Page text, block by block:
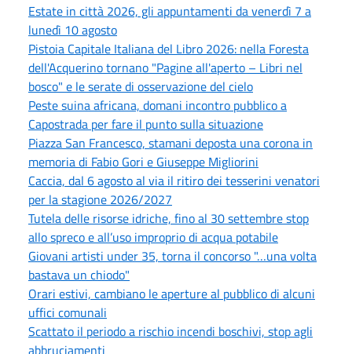
Estate in città 2026, gli appuntamenti da venerdì 7 a
lunedì 10 agosto
Pistoia Capitale Italiana del Libro 2026: nella Foresta
dell'Acquerino tornano "Pagine all'aperto – Libri nel
bosco" e le serate di osservazione del cielo
Peste suina africana, domani incontro pubblico a
Capostrada per fare il punto sulla situazione
Piazza San Francesco, stamani deposta una corona in
memoria di Fabio Gori e Giuseppe Migliorini
Caccia, dal 6 agosto al via il ritiro dei tesserini venatori
per la stagione 2026/2027
Tutela delle risorse idriche, fino al 30 settembre stop
allo spreco e all’uso improprio di acqua potabile
Giovani artisti under 35, torna il concorso "…una volta
bastava un chiodo"
Orari estivi, cambiano le aperture al pubblico di alcuni
uffici comunali
Scattato il periodo a rischio incendi boschivi, stop agli
abbruciamenti